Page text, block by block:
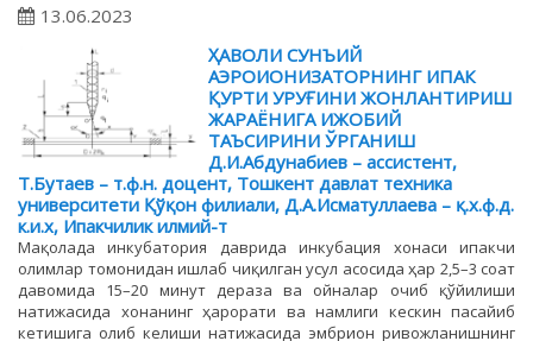
13.06.2023
ҲАВОЛИ СУНЪИЙ
АЭРОИОНИЗАТОРНИНГ ИПАК
ҚУРТИ УРУҒИНИ ЖОНЛАНТИРИШ
ЖАРАЁНИГА ИЖОБИЙ
ТАЪСИРИНИ ЎРГАНИШ
Д.И.Абдунабиев – ассистент,
Т.Бутаев – т.ф.н. доцент, Тошкент давлат техника
университети Қўқон филиали, Д.А.Исматуллаева – қ.х.ф.д.
к.и.х, Ипакчилик илмий-т
Мақолада инкубатория даврида инкубация хонаси ипакчи
олимлар томонидан ишлаб чиқилган усул асосида ҳар 2,5–3 соат
давомида 15–20 минут дераза ва ойналар очиб қўйилиши
натижасида хонанинг ҳарорати ва намлиги кескин пасайиб
кетишига олиб келиши натижасида эмбрион ривожланишнинг